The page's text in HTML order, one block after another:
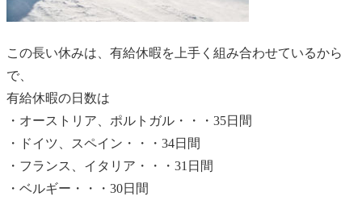
この長い休みは、有給休暇を上手く組み合わせているから
で、
有給休暇の日数は
・オーストリア、ポルトガル・・・35日間
・ドイツ、スペイン・・・34日間
・フランス、イタリア・・・31日間
・ベルギー・・・30日間